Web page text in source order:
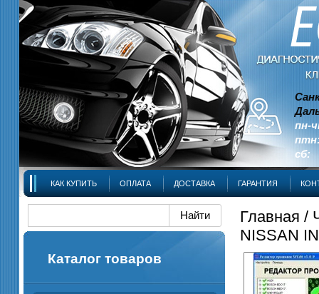
пн-
сб:
КАК КУПИТЬ ОПЛАТА ДОСТАВКА ГАРАНТИЯ
Каталог товаров
Главная /
NISSAN